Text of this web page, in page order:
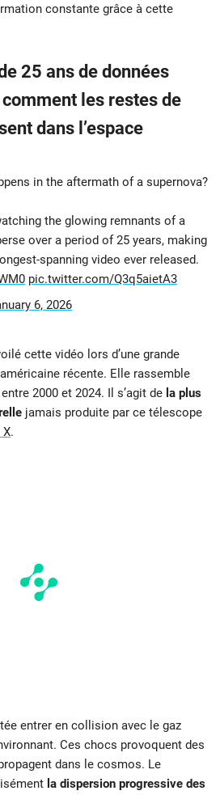
constante grâce à cette
25 ans de données
les restes de
dans l’espace
in the aftermath of a supernova?
the glowing remnants of a
over a period of 25 years, making
spanning video ever released.
pic.twitter.com/Q3q5aietA3
6, 2026
cette vidéo lors d’une grande
récente. Elle rassemble
2000 et 2024. Il s’agit de la plus
jamais produite par ce télescope
X.
entrer en collision avec le gaz
Ces chocs provoquent des
dans le cosmos. Le
la dispersion progressive des